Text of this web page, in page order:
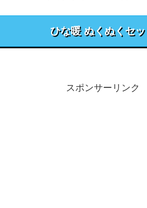
ひな暖 ぬくぬくセッ
スポンサーリンク